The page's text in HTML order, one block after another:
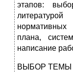
этапов:
нормативных
плана,
написание
ВЫБОР ТЕМЫ